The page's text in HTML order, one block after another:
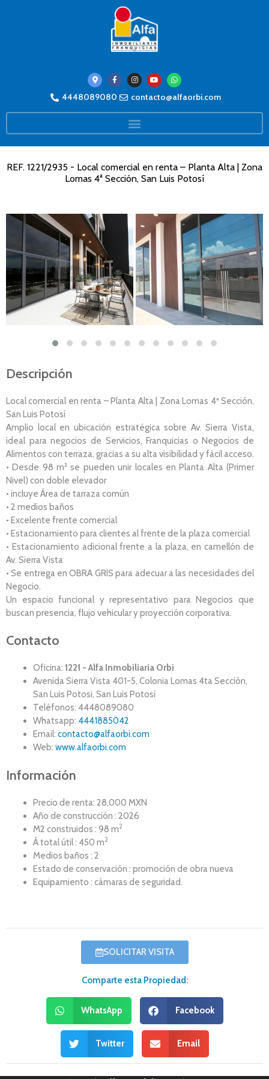
4448089080 contacto@alfaorbi.com
REF. 1221/2935 - Local comercial en renta – Planta Alta | Zona
Lomas 4ª Sección, San Luis Potosí
Descripción
Local comercial en renta – Planta Alta | Zona Lomas 4ª Sección,
San Luis Potosí
Amplio local en ubicación estratégica sobre Av. Sierra Vista,
ideal para negocios de Servicios, Franquicias o Negocios de
Alimentos con terraza, gracias a su alta visibilidad y fácil acceso.
• Desde 98 m² se pueden unir locales en Planta Alta (Primer
Nivel) con doble elevador
• incluye Área de tarraza común
• 2 medios baños
• Excelente frente comercial
• Estacionamiento para clientes al frente de la plaza comercial
• Estacionamiento adicional frente a la plaza, en camellón de
Av. Sierra Vista
• Se entrega en OBRA GRIS para adecuar a las necesidades del
Negocio.
Un espacio funcional y representativo para Negocios que
buscan presencia, flujo vehicular y proyección corporativa.
Contacto
Oficina: 1221 - Alfa Inmobiliaria Orbi
Avenida Sierra Vista 401-5, Colonia Lomas 4ta Sección,
San Luis Potosi, San Luis Potosí
Teléfonos: 4448089080
Whatsapp: 4441885042
Email: contacto@alfaorbi.com
Web: www.alfaorbi.com
Información
Precio de renta: 28,000 MXN
Año de construcción : 2026
M2 construidos : 98 m2
Á total útil : 450 m2
Medios baños : 2
Estado de conservación : promoción de obra nueva
Equipamiento : cámaras de seguridad.
SOLICITAR VISITA
Comparte esta Propiedad:
WhatsApp Facebook
Twitter Email